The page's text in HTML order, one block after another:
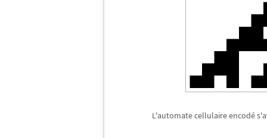
L'automate cellulaire encodé